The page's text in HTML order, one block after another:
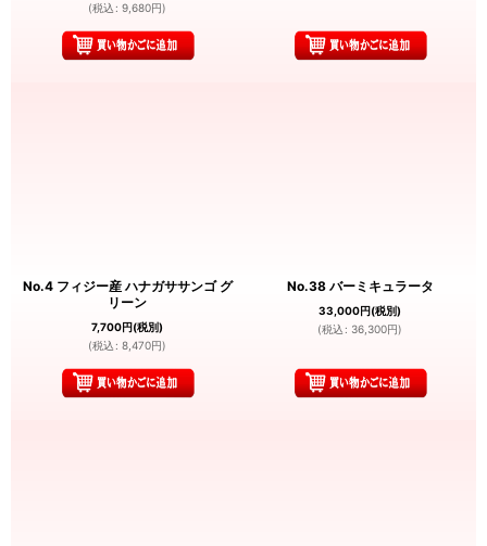
(税込 : 9,680円)
No.4 フィジー産 ハナガササンゴ グ
リーン
7,700円(税別)
(税込 : 8,470円)
No.38 バーミキュラータ
33,000円(税別)
(税込 : 36,300円)